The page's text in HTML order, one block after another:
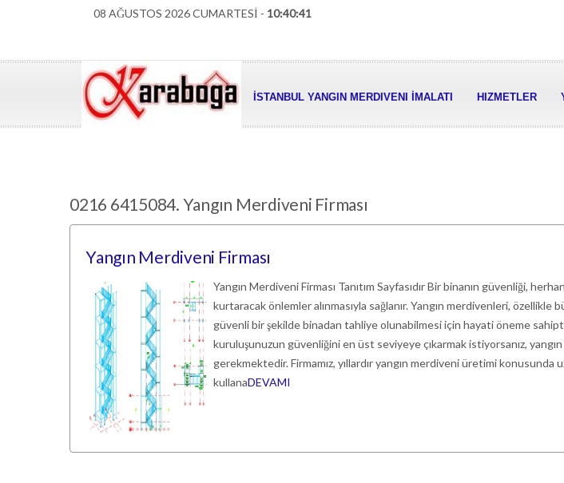
08 AĞUSTOS 2026 CUMARTESİ - 10:40:42
İSTANBUL YANGIN MERDIVENI İMALATI HIZMETLER
0216 6415084. Yangın Merdiveni Firması
Yangın Merdiveni Firması
Yangın Merdiveni Firması Tanıtım Sayfasıdır Bir binanın güvenliği,
kurtaracak önlemler alınmasıyla sağlanır. Yangın merdivenleri, özellikle
güvenli bir şekilde binadan tahliye olunabilmesi için hayati öneme
kuruluşunuzun güvenliğini en üst seviyeye çıkarmak istiyorsanız, yangın
gerekmektedir. Firmamız, yıllardır yangın merdiveni üretimi konusunda
kullanaDEVAMI